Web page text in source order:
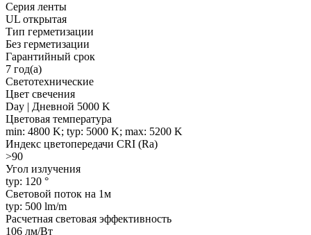
Серия ленты
UL открытая
Тип герметизации
Без герметизации
Гарантийный срок
7 год(а)
Светотехнические
Цвет свечения
Day | Дневной 5000 K
Цветовая температура
min: 4800 K; typ: 5000 K; max: 5200 K
Индекс цветопередачи CRI (Ra)
>90
Угол излучения
typ: 120 °
Световой поток на 1м
typ: 500 lm/m
Расчетная световая эффективность
106 лм/Вт